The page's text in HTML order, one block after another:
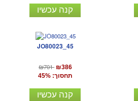
קנה עכשיו
JO80023_45
₪701 ₪386
תחסוך: 45%
קנה עכשיו